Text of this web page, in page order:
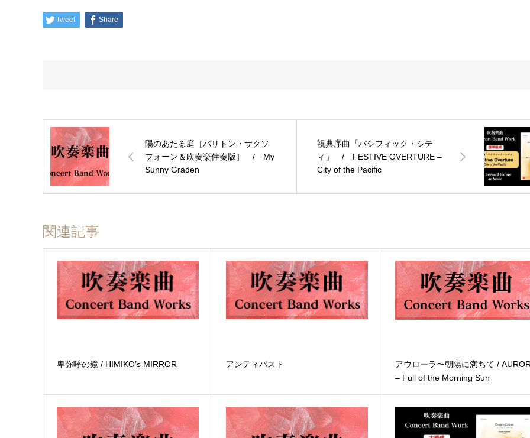
Tweet Share
陽のあたる庭［バリトン・サクソ
フォーン＆吹奏楽伴奏版］ / My
Sunny Graden
祝典序曲「パシフィック・シテ
ィ」 / FESTIVE OVERTURE –
City of the Pacific
関連記事
卑弥呼の鏡 / HIMIKO’s MIRROR アンティパスト
アウローラ〜朝陽に満ちて /
– Full of the Morning Sun